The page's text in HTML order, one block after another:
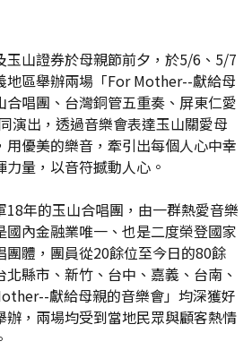
玉山證券於母親節前夕，於5/6、5/7
地區舉辦兩場「For Mother--獻給母
唱團、台灣銅管五重奏、屏東仁愛
演出，透過音樂會表達玉山關愛母
優美的樂音，牽引出每個人心中幸
量，以音符撼動人心。
18年的玉山合唱團，由一群熱愛音樂
國內金融業唯一、也是二度榮登國家
團體，團員從20餘位至今日的80餘
縣市、新竹、台中、嘉義、台南、
獻給母親的音樂會」均深獲好
辦，兩場均受到當地民眾與顧客熱情